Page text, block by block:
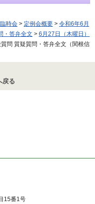
時会 > 定例会概要 > 令和6年6月
・答弁全文 > 6月27日（木曜日）
問 質疑質問・答弁全文（関根信
戻る
15番1号